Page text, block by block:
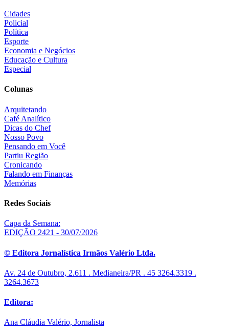
Cidades
Policial
Política
Esporte
Economia e Negócios
Educação e Cultura
Especial
Colunas
Arquitetando
Café Analítico
Dicas do Chef
Nosso Povo
Pensando em Você
Partiu Região
Cronicando
Falando em Finanças
Memórias
Redes Sociais
Capa da Semana:
EDIÇÃO 2421 - 30/07/2026
© Editora Jornalística Irmãos Valério Ltda.
Av. 24 de Outubro, 2.611 . Medianeira/PR . 45 3264.3319 .
3264.3673
Editora:
Ana Cláudia Valério, Jornalista